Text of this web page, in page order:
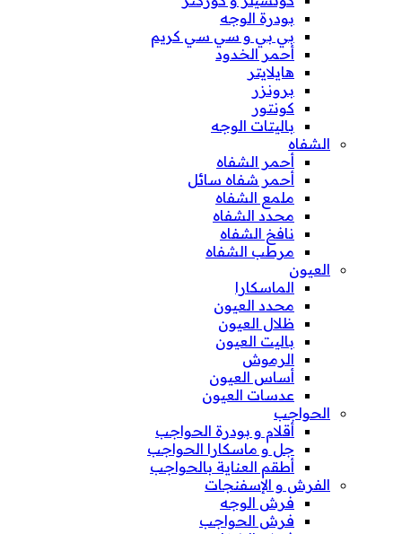
بودرة الوجه
بي بي و سي سي كريم
أحمر الخدود
هايلايتر
برونزر
كونتور
باليتات الوجه
الشفاه
أحمر الشفاه
أحمر شفاه سائل
ملمع الشفاه
محدد الشفاه
نافخ الشفاه
مرطب الشفاه
العيون
الماسكارا
محدد العيون
ظلال العيون
باليت العيون
الرموش
أساس العيون
عدسات العيون
الحواجب
أقلام و بودرة الحواجب
جل و ماسكارا الحواجب
أطقم العناية بالحواجب
الفرش و الإسفنجات
فرش الوجه
فرش الحواجب